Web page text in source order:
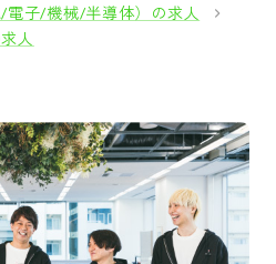
電子/機械/半導体）の求人
人